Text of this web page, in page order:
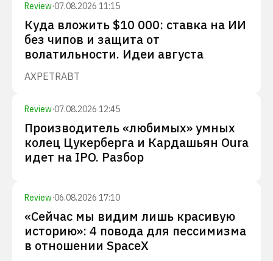
Review·07.08.2026 11:15
Куда вложить $10 000: ставка на ИИ
без чипов и защита от
волатильности. Идеи августа
AXPETRABT
Review·07.08.2026 12:45
Производитель «любимых» умных
колец Цукерберга и Кардашьян Oura
идет на IPO. Разбор
Review·06.08.2026 17:10
«Сейчас мы видим лишь красивую
историю»: 4 повода для пессимизма
в отношении SpaceX